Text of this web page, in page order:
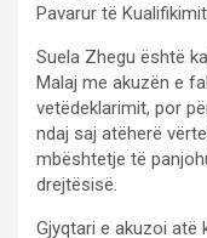
Pavarur të
Suela Zhegu është
Malaj me akuzën e
vetëdeklarimit, por
ndaj saj atëherë
mbështetje të
drejtësisë.
Gjyqtari e akuzoi atë